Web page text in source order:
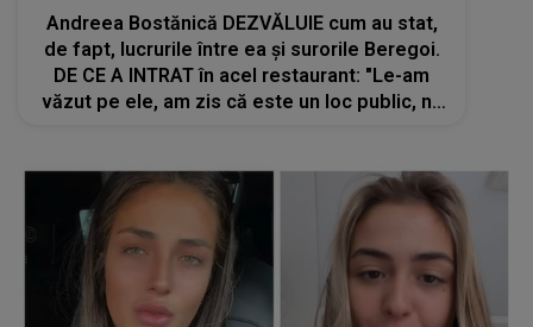
Andreea Bostănică DEZVĂLUIE cum au stat,
de fapt, lucrurile între ea și surorile Beregoi.
DE CE A INTRAT în acel restaurant: "Le-am
văzut pe ele, am zis că este un loc public, nu